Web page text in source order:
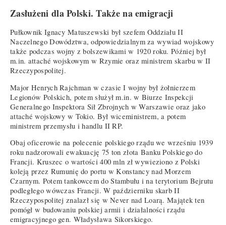
Zasłużeni dla Polski. Także na emigracji
Pułkownik Ignacy Matuszewski był szefem Oddziału II
Naczelnego Dowództwa, odpowiedzialnym za wywiad wojskowy
także podczas wojny z bolszewikami w 1920 roku. Później był
m.in. attaché wojskowym w Rzymie oraz ministrem skarbu w II
Rzeczypospolitej.
Major Henrych Rajchman w czasie I wojny był żołnierzem
Legionów Polskich, potem służył m.in. w Biurze Inspekcji
Generalnego Inspektora Sił Zbrojnych w Warszawie oraz jako
attaché wojskowy w Tokio. Był wiceministrem, a potem
ministrem przemysłu i handlu II RP.
Obaj oficerowie na polecenie polskiego rządu we wrześniu 1939
roku nadzorowali ewakuację 75 ton złota Banku Polskiego do
Francji. Kruszec o wartości 400 mln zł wywieziono z Polski
koleją przez Rumunię do portu w Konstancy nad Morzem
Czarnym. Potem tankowcem do Stambułu i na terytorium Bejrutu
podległego wówczas Francji. W październiku skarb II
Rzeczypospolitej znalazł się w Never nad Loarą. Majątek ten
pomógł w budowaniu polskiej armii i działalności rządu
emigracyjnego gen. Władysława Sikorskiego.